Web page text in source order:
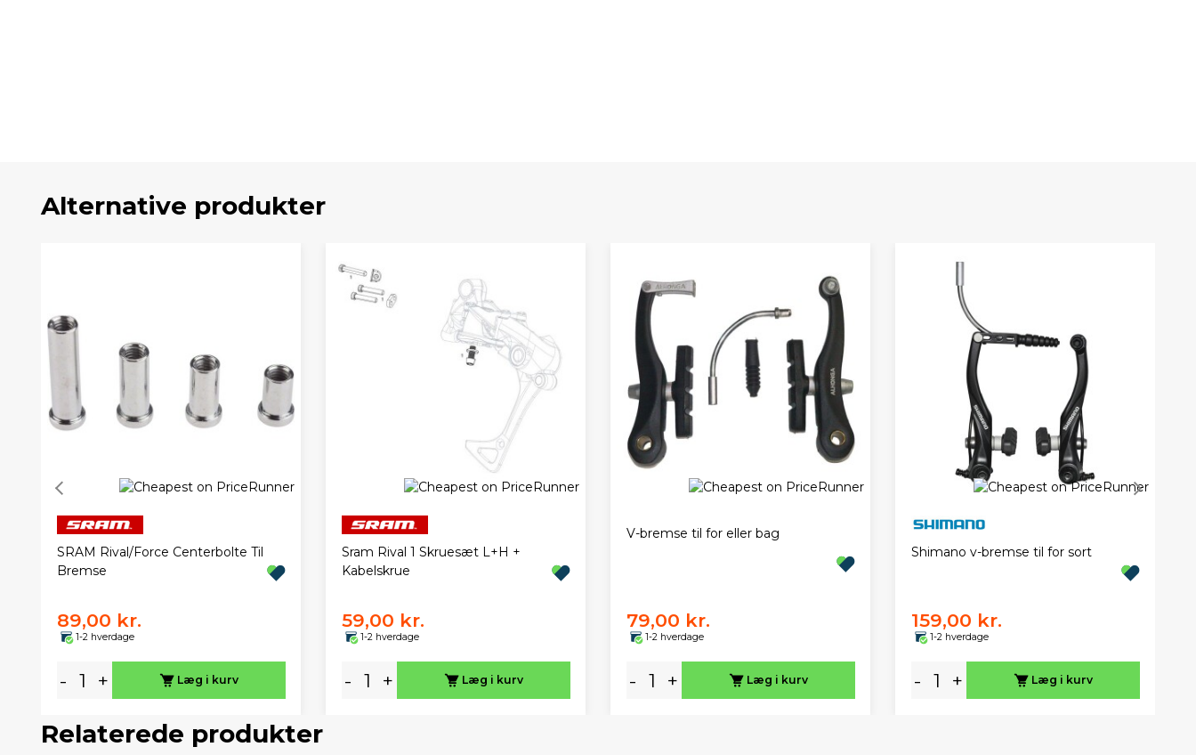
Alternative produkter
SRAM Rival/Force Centerbolte Til
Bremse
89,00 kr.
1-2 hverdage
- + Læg i kurv
Sram Rival 1 Skruesæt L+H +
Kabelskrue
59,00 kr.
1-2 hverdage
- + Læg i kurv
V-bremse til for eller bag
79,00 kr.
1-2 hverdage
- + Læg i kurv
Shimano v-bremse til for sort
159,00 kr.
1-2 hverdage
- + Læg i kurv
Relaterede produkter